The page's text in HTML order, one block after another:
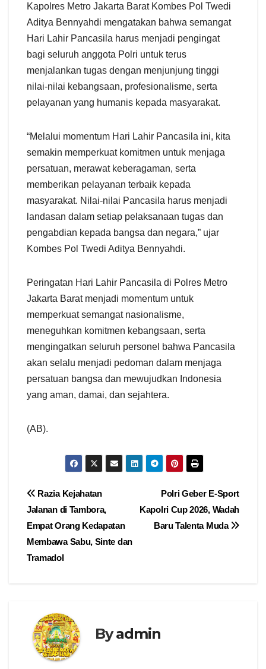
Kapolres Metro Jakarta Barat Kombes Pol Twedi
Aditya Bennyahdi mengatakan bahwa semangat
Hari Lahir Pancasila harus menjadi pengingat
bagi seluruh anggota Polri untuk terus
menjalankan tugas dengan menjunjung tinggi
nilai-nilai kebangsaan, profesionalisme, serta
pelayanan yang humanis kepada masyarakat.
“Melalui momentum Hari Lahir Pancasila ini, kita
semakin memperkuat komitmen untuk menjaga
persatuan, merawat keberagaman, serta
memberikan pelayanan terbaik kepada
masyarakat. Nilai-nilai Pancasila harus menjadi
landasan dalam setiap pelaksanaan tugas dan
pengabdian kepada bangsa dan negara,” ujar
Kombes Pol Twedi Aditya Bennyahdi.
Peringatan Hari Lahir Pancasila di Polres Metro
Jakarta Barat menjadi momentum untuk
memperkuat semangat nasionalisme,
meneguhkan komitmen kebangsaan, serta
mengingatkan seluruh personel bahwa Pancasila
akan selalu menjadi pedoman dalam menjaga
persatuan bangsa dan mewujudkan Indonesia
yang aman, damai, dan sejahtera.
(AB).
Navigasi
pos
Polri Geber E-Sport
Kapolri Cup 2026, Wadah
Baru Talenta Muda
Razia Kejahatan
Jalanan di Tambora,
Empat Orang Kedapatan
Membawa Sabu, Sinte dan
Tramadol
Byadmin